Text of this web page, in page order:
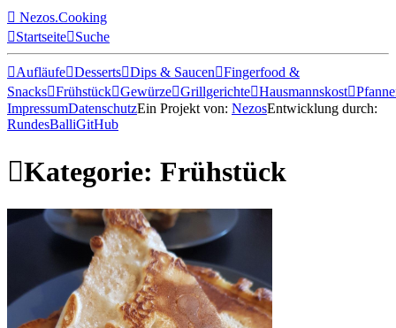
 Nezos.Cooking
StartseiteSuche
AufläufeDessertsDips & SaucenFingerfood &
SnacksFrühstückGewürzeGrillgerichteHausmannskost
ImpressumDatenschutzEin Projekt von: NezosEntwicklung durch:
RundesBalliGitHub
Kategorie: Frühstück